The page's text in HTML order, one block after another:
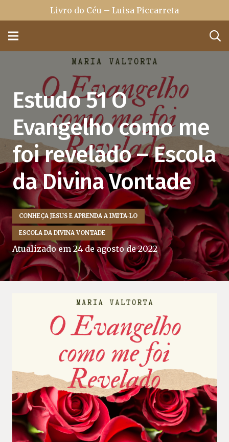
Livro do Céu – Luisa Piccarreta
Estudo 51 O
Evangelho como me
foi revelado – Escola
da Divina Vontade
CONHEÇA JESUS E APRENDA A IMITA-LO
ESCOLA DA DIVINA VONTADE
Atualizado em 24 de agosto de 2022